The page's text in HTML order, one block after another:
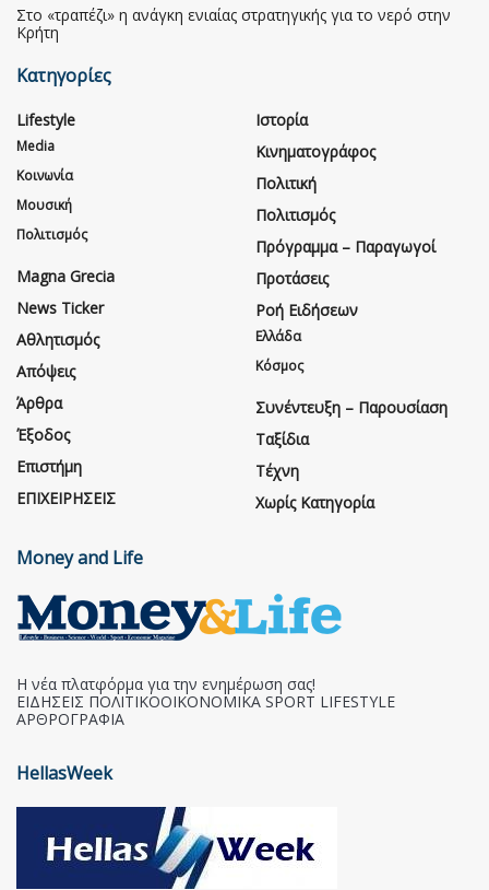
Στο «τραπέζι» η ανάγκη ενιαίας στρατηγικής για το νερό στην
Κρήτη
Κατηγορίες
Lifestyle
Media
Κοινωνία
Μουσική
Πολιτισμός
Magna Grecia
News Ticker
Αθλητισμός
Απόψεις
Άρθρα
Έξοδος
Επιστήμη
ΕΠΙΧΕΙΡΗΣΕΙΣ
Ιστορία
Κινηματογράφος
Πολιτική
Πολιτισμός
Πρόγραμμα – Παραγωγοί
Προτάσεις
Ροή Ειδήσεων
Ελλάδα
Κόσμος
Συνέντευξη – Παρουσίαση
Ταξίδια
Τέχνη
Χωρίς Κατηγορία
Money and Life
Η νέα πλατφόρμα για την ενημέρωση σας!
ΕΙΔΗΣΕΙΣ ΠΟΛΙΤΙΚΟΟΙΚΟΝΟΜΙΚΑ SPORT LIFESTYLE
ΑΡΘΡΟΓΡΑΦΙΑ
HellasWeek